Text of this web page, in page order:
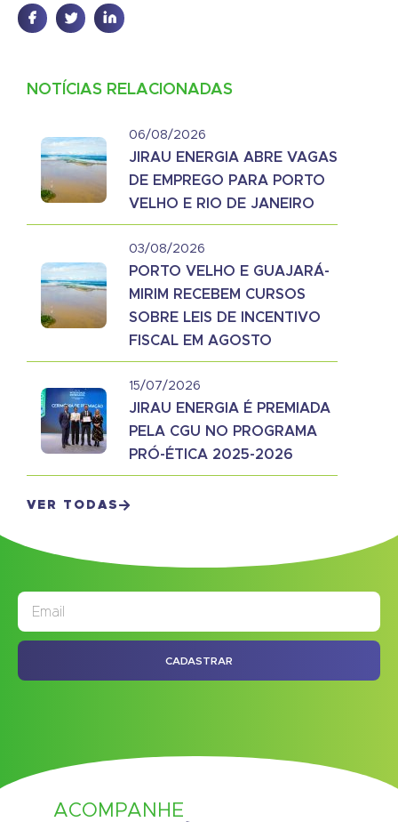
NOTÍCIAS RELACIONADAS
06/08/2026
JIRAU ENERGIA ABRE VAGAS
DE EMPREGO PARA PORTO
VELHO E RIO DE JANEIRO
03/08/2026
PORTO VELHO E GUAJARÁ-
MIRIM RECEBEM CURSOS
SOBRE LEIS DE INCENTIVO
FISCAL EM AGOSTO
15/07/2026
JIRAU ENERGIA É PREMIADA
PELA CGU NO PROGRAMA
PRÓ-ÉTICA 2025-2026
VER TODAS
CADASTRAR
ACOMPANHE